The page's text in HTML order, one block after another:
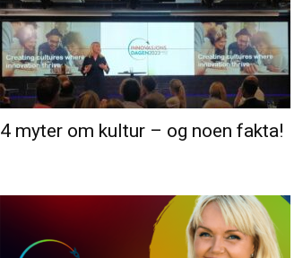
4 myter om kultur – og noen fakta!